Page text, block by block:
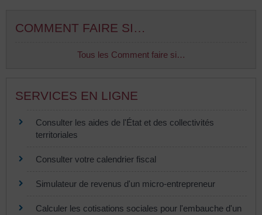
COMMENT FAIRE SI…
Tous les Comment faire si…
SERVICES EN LIGNE
Consulter les aides de l'État et des collectivités
territoriales
Consulter votre calendrier fiscal
Simulateur de revenus d'un micro-entrepreneur
Calculer les cotisations sociales pour l'embauche d'un